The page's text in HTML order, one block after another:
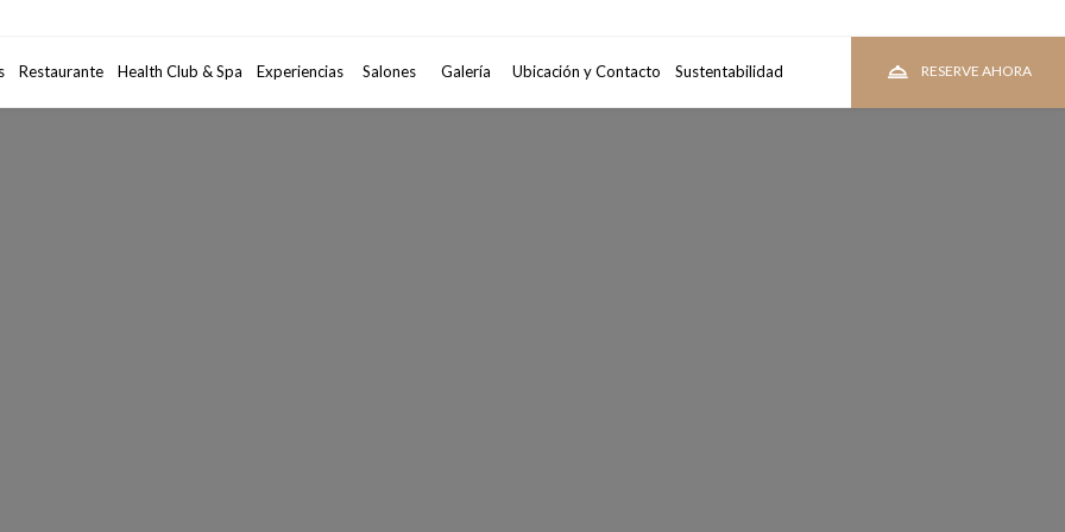
Restaurante Health Club & Spa Experiencias Salones Galería Ubicación y Contacto Sustentabilidad RESERVE AHORA
2 adultos • 1 habitacion VER TARIFAS